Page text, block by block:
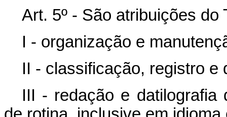
Art. 5º - São atribuições
I - organização e
II - classificação, registro e
III - redação e datilografia